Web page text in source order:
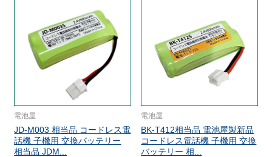
電池屋
JD-M003 相当品 コードレス電
話機 子機用 交換バッテリー
相当品 JDM...
電池屋
BK-T412相当品 電池屋製新品
コードレス電話機 子機用 交換
バッテリー 相...